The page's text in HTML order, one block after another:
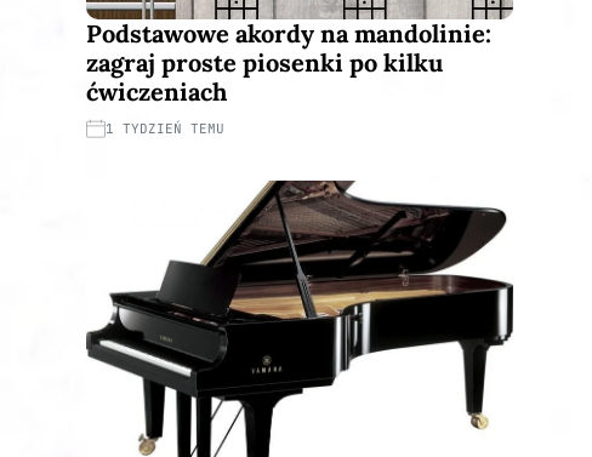
Podstawowe akordy na mandolinie:
zagraj proste piosenki po kilku
ćwiczeniach
1 TYDZIEŃ TEMU